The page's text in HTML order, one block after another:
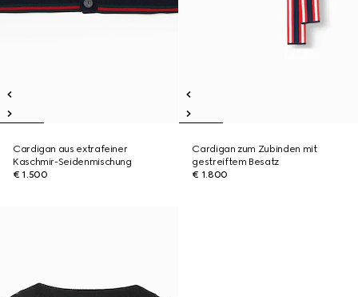
Cardigan aus extrafeiner
Kaschmir-Seidenmischung
€ 1.500
Cardigan zum Zubinden mit
gestreiftem Besatz
€ 1.800